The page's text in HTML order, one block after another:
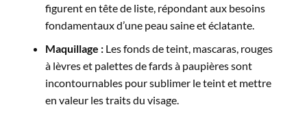
figurent en tête de liste, répondant aux besoins
fondamentaux d’une peau saine et éclatante.
Maquillage :Les fonds de teint, mascaras, rouges
à lèvres et palettes de fards à paupières sont
incontournables pour sublimer le teint et mettre
en valeur les traits du visage.